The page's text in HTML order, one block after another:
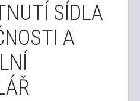
SÍDLA
A